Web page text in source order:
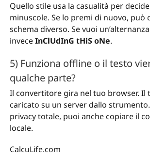
Quello stile usa la casualità per
minuscole. Se lo premi di nuovo, può
schema diverso. Se vuoi
inveceInClUdInG tHiS oNe.
5) Funziona offline o il testo
qualche parte?
Il convertitore gira nel tuo browser. Il
caricato su un server dallo
privacy totale, puoi anche copiare il
locale.
CalcuLife.com